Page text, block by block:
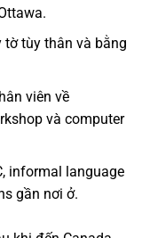
tờ tùy thân và bằng
viên về
và computer
informal language
gần nơi ở.